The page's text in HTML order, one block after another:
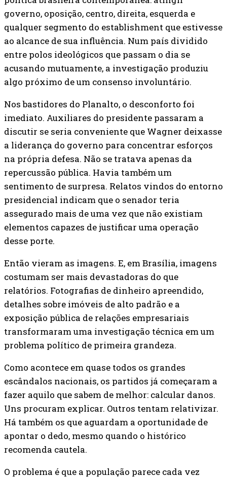
governo, oposição, centro, direita, esquerda e
qualquer segmento do establishment que estivesse
ao alcance de sua influência. Num país dividido
entre polos ideológicos que passam o dia se
acusando mutuamente, a investigação produziu
algo próximo de um consenso involuntário.
Nos bastidores do Planalto, o desconforto foi
imediato. Auxiliares do presidente passaram a
discutir se seria conveniente que Wagner deixasse
a liderança do governo para concentrar esforços
na própria defesa. Não se tratava apenas da
repercussão pública. Havia também um
sentimento de surpresa. Relatos vindos do entorno
presidencial indicam que o senador teria
assegurado mais de uma vez que não existiam
elementos capazes de justificar uma operação
desse porte.
Então vieram as imagens. E, em Brasília, imagens
costumam ser mais devastadoras do que
relatórios. Fotografias de dinheiro apreendido,
detalhes sobre imóveis de alto padrão e a
exposição pública de relações empresariais
transformaram uma investigação técnica em um
problema político de primeira grandeza.
Como acontece em quase todos os grandes
escândalos nacionais, os partidos já começaram a
fazer aquilo que sabem de melhor: calcular danos.
Uns procuram explicar. Outros tentam relativizar.
Há também os que aguardam a oportunidade de
apontar o dedo, mesmo quando o histórico
recomenda cautela.
O problema é que a população parece cada vez